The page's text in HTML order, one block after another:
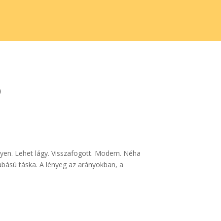
Lehet lágy. Visszafogott. Modern. Néha
táska. A lényeg az arányokban, a